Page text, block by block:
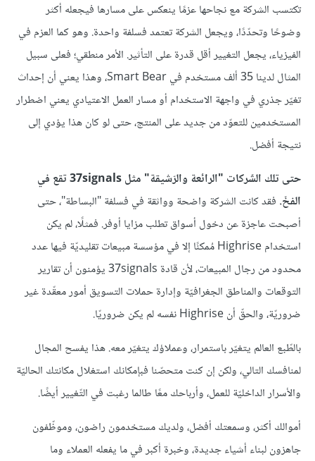
تكتسب الشركة مع نجاحها عزمًا ينعكس على مسارها فيجعله أكثر
وضوحًا وتحدّدًا، ويجعل الشركة تعتمد فسلفة واحدة. وهو كما العزم في
الفيزياء، يجعل التغيير أقل قدرة على التأثير. الأمر منطقي؛ فعلى سبيل
المثال لدينا 35 ألف مستخدم في Smart Bear، وهذا يعني أن إحداث
تغيّر جذري في واجهة الاستخدام أو مسار العمل الاعتيادي يعني اضطرار
المستخدمين للتعوّد من جديد على المنتج، حتى لو كان هذا يؤدي إلى
نتيجة أفضل.
حتى تلك الشّركات "الرائعة والرّشيقة" مثل 37signals تقع في
الفخّ. فقد كانت الشركة واضحة وواثقة في فسلفة "البساطة"، حتى
أصبحت عاجزة عن دخول أسواق تطلب مزايا أوفر. فمثلًا، لم يكن
استخدام Highrise مُمكنًا إلا في مؤسسة مبيعات تقليديّة فيها عدد
محدود من رجال المبيعات، لأن قادة 37signals يؤمنون أن تقارير
التوقعات والمناطق الجغرافيّة وإدارة حملات التسويق أمور معقّدة غير
ضروريّة، والحقّ أن Highrise نفسه لم يكن ضروريّا.
بالطّبع العالم يتغيّر باستمرار، وعملاؤك يتغيّر معه. هذا يفسح المجال
لمنافسك التالي، ولكن إن كنت متحصّنا فبإمكانك استغلال مكانتك الحاليّة
والأسرار الداخليّة للعمل، وأرباحك معًا طالما رغبت في التّغيير أيضًا.
أموالك أكثر، وسمعتك أفضل، ولديك مستخدمون راضون، وموظّفون
جاهزون لبناء أشياء جديدة، وخبرة أكبر في ما يفعله العملاء وما